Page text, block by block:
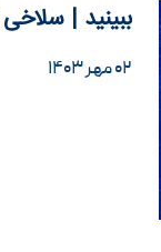
ببینید |
۰۲ مهر ۱۴۰۳